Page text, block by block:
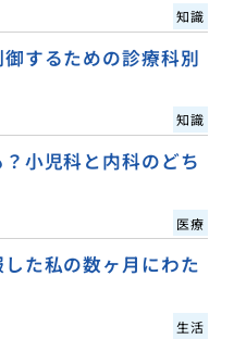
知識
するための診療科別
知識
小児科と内科のどち
医療
た私の数ヶ月にわた
生活